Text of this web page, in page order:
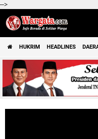
-->
HUKRIM HEADLINES